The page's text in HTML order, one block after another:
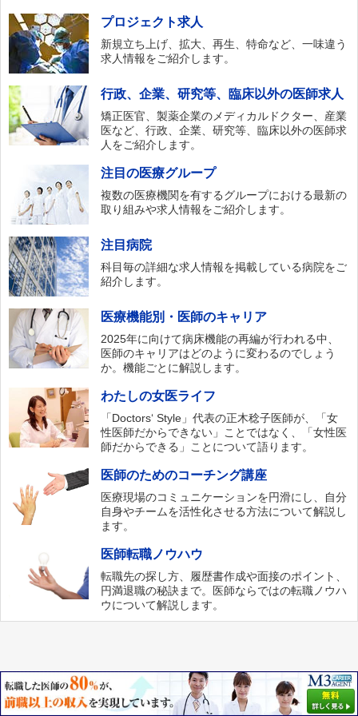
プロジェクト求人
新規立ち上げ、拡大、再生、特命など、一味違う
求人情報をご紹介します。
行政、企業、研究等、臨床以外の医師求人
矯正医官、製薬企業のメディカルドクター、産業
医など、行政、企業、研究等、臨床以外の医師求
人をご紹介します。
注目の医療グループ
複数の医療機関を有するグループにおける最新の
取り組みや求人情報をご紹介します。
注目病院
科目毎の詳細な求人情報を掲載している病院をご
紹介します。
医療機能別・医師のキャリア
2025年に向けて病床機能の再編が行われる中、
医師のキャリアはどのように変わるのでしょう
か。機能ごとに解説します。
わたしの女医ライフ
「Doctors‘ Style」代表の正木稔子医師が、「女
性医師だからできない」ことではなく、「女性医
師だからできる」ことについて語ります。
医師のためのコーチング講座
医療現場のコミュニケーションを円滑にし、自分
自身やチームを活性化させる方法について解説し
ます。
医師転職ノウハウ
転職先の探し方、履歴書作成や面接のポイント、
円満退職の秘訣まで。医師ならではの転職ノウハ
ウについて解説します。